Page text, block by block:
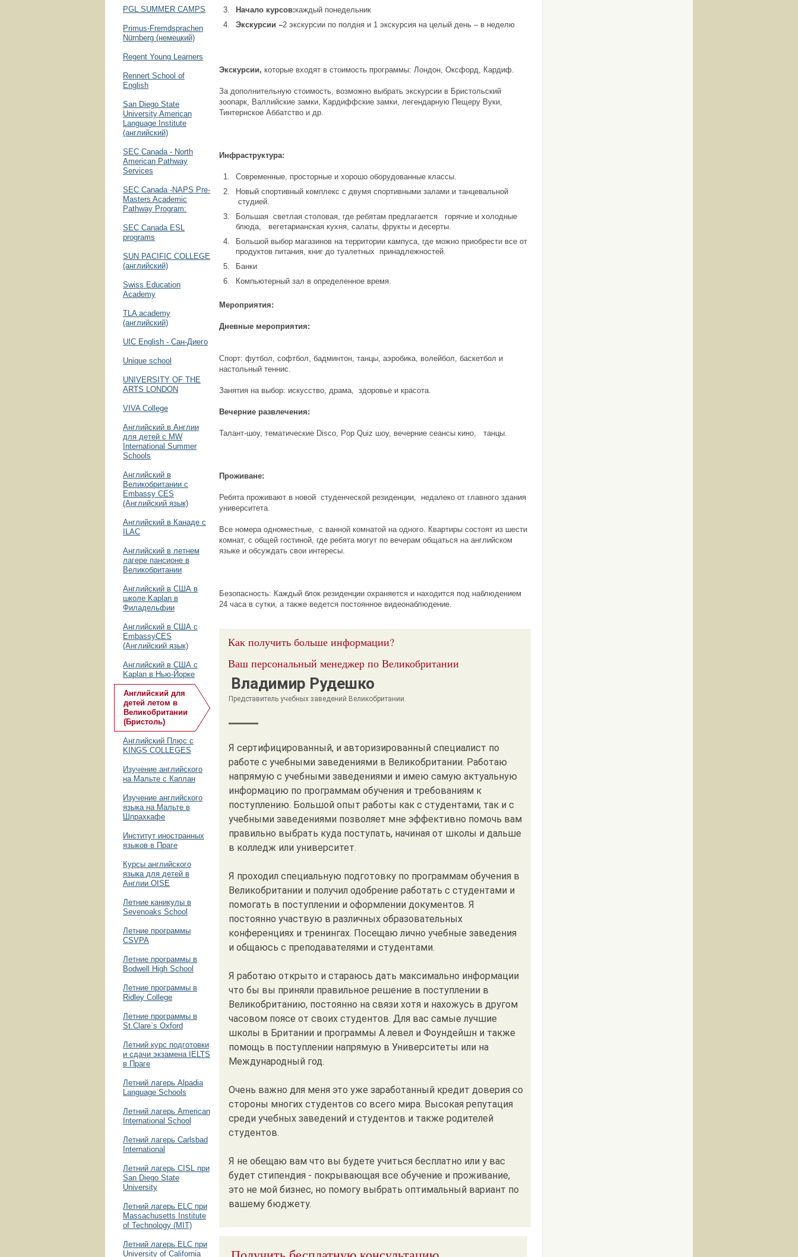
PGL SUMMER CAMPS
Primus-Fremdsprachen
Nürnberg (немецкий)
Regent Young Learners
Rennert School of
English
San Diego State
University American
Language Institute
(английский)
SEC Canada - North
American Pathway
Services
SEC Canada -NAPS Pre-
Masters Academic
Pathway Program:
SEC Canada ESL
programs
SUN PACIFIC COLLEGE
(английский)
Swiss Education
Academy
TLA academy
(английский)
UIC English - Сан-Диего
Unique school
UNIVERSITY OF THE
ARTS LONDON
VIVA Сollege
Английский в Англии
для детей с MW
International Summer
Schools
Английский в
Великобритании с
Embassy CES
(Английский язык)
Английский в Канаде с
ILAC
Английский в летнем
лагере пансионе в
Великобритании
Английский в США в
школе Kaplan в
Филадельфии
Английский в США с
EmbassyCES
(Английский язык)
Английский в США с
Kaplan в Нью-Йорке
Английский для
детей летом в
Великобритании
(Бристоль)
Английский Плюс с
KINGS COLLEGES
Изучение английского
на Мальте с Каплан
Изучение английского
языка на Мальте в
Шпрахкафе
Институт иностранных
языков в Праге
Курсы английского
языка для детей в
Англии OISE
Летние каникулы в
Sevenoaks School
Летние программы
CSVPA
Летние программы в
Bodwell High School
Летние программы в
Ridley College
Летние программы в
St.Clare`s Oxford
Летний курс подготовки
и сдачи экзамена IELTS
в Праге
Летний лагерь Alpadia
Language Schools
Летний лагерь American
International School
Летний лагерь Carlsbad
International
Летний лагерь CISL при
San Diego State
University
Летний лагерь ELC при
Massachusetts Institute
of Technology (MIT)
Летний лагерь ELC при
University of California
Начало курсов:каждый понедельник
Экскурсии –2 экскурсии по полдня и 1 экскурсия на целый день – в неделю
Экскурсии, которые входят в стоимость программы: Лондон, Оксфорд, Кардиф.
За дополнительную стоимость, возможно выбрать экскурсии в Бристольский
зоопарк, Валлийские замки, Кардиффские замки, легендарную Пещеру Вуки,
Тинтернское Аббатство и др.
Инфраструктура:
Современные, просторные и хорошо оборудованные классы.
Новый спортивный комплекс с двумя спортивными залами и танцевальной
студией.
Большая светлая столовая, где ребятам предлагается горячие и холодные
блюда, вегетарианская кухня, салаты, фрукты и десерты.
Большой выбор магазинов на территории кампуса, где можно приобрести все от
продуктов питания, книг до туалетных принадлежностей.
Банки
Компьютерный зал в определенное время.
Мероприятия:
Дневные мероприятия:
Спорт: футбол, софтбол, бадминтон, танцы, аэробика, волейбол, баскетбол и
настольный теннис.
Занятия на выбор: искусство, драма, здоровье и красота.
Вечерние развлечения:
Талант-шоу, тематические Disco, Pop Quiz шоу, вечерние сеансы кино, танцы.
Проживане:
Ребята проживают в новой студенческой резиденции, недалеко от главного здания
университета.
Все номера одноместные, с ванной комнатой на одного. Квартиры состоят из шести
комнат, с общей гостиной, где ребята могут по вечерам общаться на английском
языке и обсуждать свои интересы.
Безопасность: Каждый блок резиденции охраняется и находится под наблюдением
24 часа в сутки, а также ведется постоянное видеонаблюдение.
Как получить больше информации?
Ваш персональный менеджер по Великобритании
Владимир Рудешко
Представитель учебных заведений Великобритании.
Я сертифицированный, и авторизированный специалист по
работе с учебными заведениями в Великобритании. Работаю
напрямую с учебными заведениями и имею самую актуальную
информацию по программам обучения и требованиям к
поступлению. Большой опыт работы как с студентами, так и с
учебными заведениями позволяет мне эффективно помочь вам
правильно выбрать куда поступать, начиная от школы и дальше
в колледж или университет.
Я проходил специальную подготовку по программам обучения в
Великобритании и получил одобрение работать с студентами и
помогать в поступлении и оформлении документов. Я
постоянно участвую в различных образовательных
конференциях и тренингах. Посещаю лично учебные заведения
и общаюсь с преподавателями и студентами.
Я работаю открыто и стараюсь дать максимально информации
что бы вы приняли правильное решение в поступлении в
Великобританию, постоянно на связи хотя и нахожусь в другом
часовом поясе от своих студентов. Для вас самые лучшие
школы в Британии и программы А левел и Фоундейшн и также
помощь в поступлении напрямую в Университеты или на
Международный год.
Очень важно для меня это уже заработанный кредит доверия со
стороны многих студентов со всего мира. Высокая репутация
среди учебных заведений и студентов и также родителей
студентов.
Я не обещаю вам что вы будете учиться бесплатно или у вас
будет стипендия - покрывающая все обучение и проживание,
это не мой бизнес, но помогу выбрать оптимальный вариант по
вашему бюджету.